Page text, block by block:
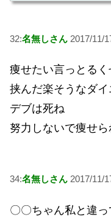
32:名無しさん 2017/11/
痩せたい言っとる
挟んだ楽そうなダ
デブは死ね
努力しないで痩せ
34:名無しさん 2017/11/
〇〇ちゃん私と違